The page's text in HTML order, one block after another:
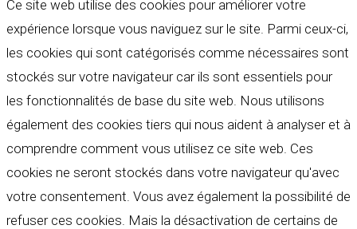
Ce site web utilise des cookies pour améliorer votre
expérience lorsque vous naviguez sur le site. Parmi ceux-ci,
les cookies qui sont catégorisés comme nécessaires sont
stockés sur votre navigateur car ils sont essentiels pour
les fonctionnalités de base du site web. Nous utilisons
également des cookies tiers qui nous aident à analyser et à
comprendre comment vous utilisez ce site web. Ces
cookies ne seront stockés dans votre navigateur qu'avec
votre consentement. Vous avez également la possibilité de
refuser ces cookies. Mais la désactivation de certains de